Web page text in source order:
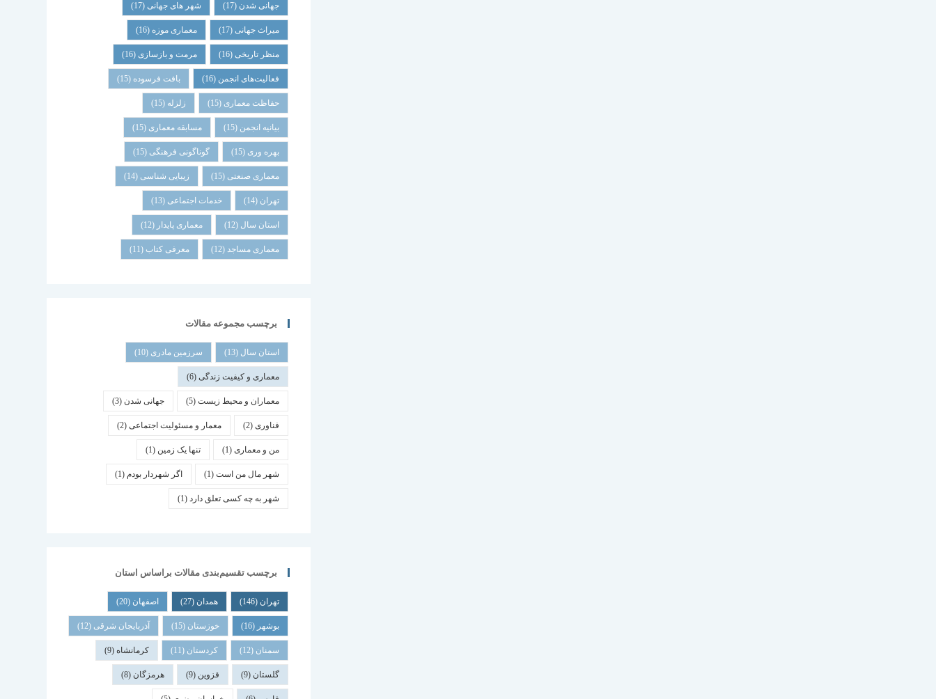
جهانی شدن (17) شهر های جهانی(17)
میراث جهانی(17) معماری موزه (16)
منظر تاریخی(16) مرمت و بازسازی(16)
فعالیت‌های انجمن (16) بافت فرسوده (15)
حفاظت معماری (15) زلزله (15)
بیانیه انجمن (15) مسابقه معماری (15)
بهره وری (15) گوناگونی فرهنگی (15)
معماری صنعتی (15) زیبایی شناسی (14)
تهران (14) خدمات اجتماعی (13)
استان سال (12) معماری پایدار (12)
معماری مساجد(12) معرفی کتاب (11)
برچسب مجموعه مقالات
استان سال (13) سرزمین مادری (10)
معماری و کیفیت زندگی(6)
معماران و محیط زیست(5) جهانی شدن (3)
فناوری(2) معمار و مسئولیت اجتماعی(2)
من و معماری(1) تنها یک زمین (1)
شهر مال من است(1) اگر شهردار بودم (1)
شهر به چه کسی تعلق دارد(1)
برچسب تقسیم‌بندی مقالات براساس استان
تهران (146) همدان (27) اصفهان (20)
بوشهر (16) خوزستان (15) آذربایجان شرقی (12)
سمنان (12) کردستان (11) کرمانشاه(9)
گلستان (9) قزوین (9) هرمزگان (8)